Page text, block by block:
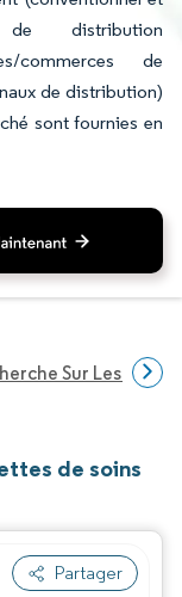
distribution
commerces de
de distribution)
sont fournies en
Sur Les
de soins
Partager